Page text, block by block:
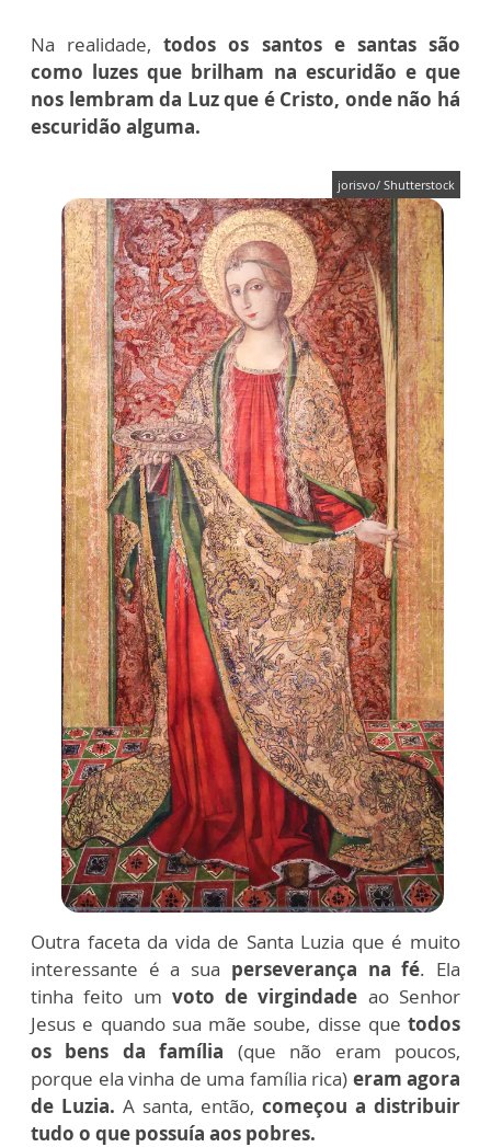
Na realidade, todos os santos e santas são
como luzes que brilham na escuridão e que
nos lembram da Luz que é Cristo, onde não há
escuridão alguma.
jorisvo/ Shutterstock
Outra faceta da vida de Santa Luzia que é muito
interessante é a sua perseverança na fé. Ela
tinha feito um voto de virgindade ao Senhor
Jesus e quando sua mãe soube, disse que todos
os bens da família (que não eram poucos,
porque ela vinha de uma família rica) eram agora
de Luzia. A santa, então, começou a distribuir
tudo o que possuía aos pobres.